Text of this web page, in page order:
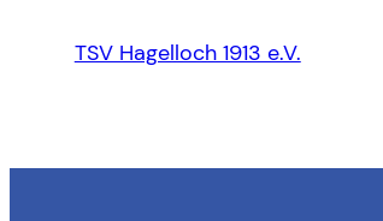
TSV Hagelloch 1913 e.V.